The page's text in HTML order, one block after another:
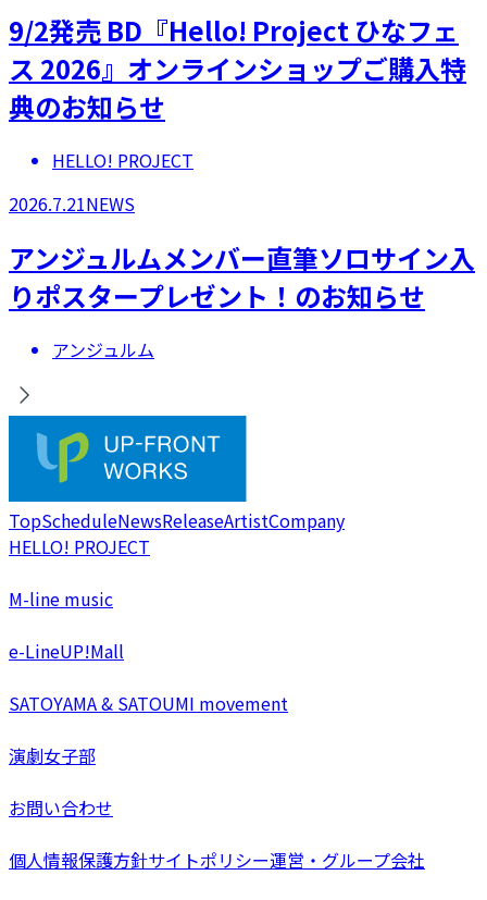
9/2発売 BD『Hello! Project ひなフェ
ス 2026』オンラインショップご購入特
典のお知らせ
HELLO! PROJECT
2026.7.21NEWS
アンジュルムメンバー直筆ソロサイン入
りポスタープレゼント！のお知らせ
アンジュルム
TopScheduleNewsReleaseArtistCompany
HELLO! PROJECT
M-line music
e-LineUP!Mall
SATOYAMA & SATOUMI movement
演劇女子部
お問い合わせ
個人情報保護方針サイトポリシー運営・グループ会社